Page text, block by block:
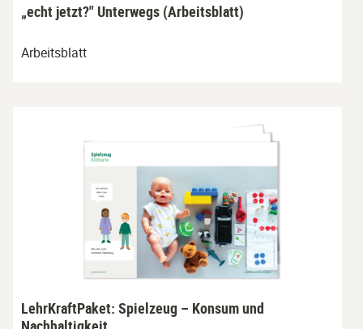
„echt jetzt?" Unterwegs (Arbeitsblatt)
Arbeitsblatt
LehrKraftPaket: Spielzeug – Konsum und